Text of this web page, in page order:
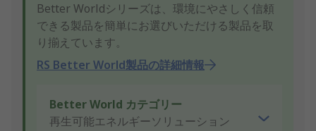
Better Worldシリーズは、環境にやさしく信頼
できる製品を簡単にお選びいただける製品を取
り揃えています。
RS Better World製品の詳細情報
Better World カテゴリー
再生可能エネルギーソリューション